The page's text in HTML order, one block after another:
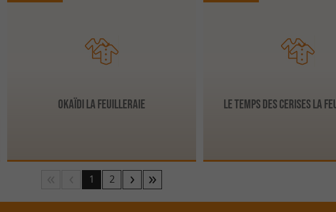
Okaïdi La Feuilleraie Le Temps des Cerises La
1 2